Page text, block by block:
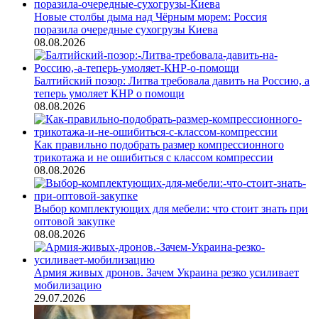
Новые столбы дыма над Чёрным морем: Россия
поразила очередные сухогрузы Киева
08.08.2026
Балтийский позор: Литва требовала давить на Россию, а
теперь умоляет КНР о помощи
08.08.2026
Как правильно подобрать размер компрессионного
трикотажа и не ошибиться с классом компрессии
08.08.2026
Выбор комплектующих для мебели: что стоит знать при
оптовой закупке
08.08.2026
Армия живых дронов. Зачем Украина резко усиливает
мобилизацию
29.07.2026